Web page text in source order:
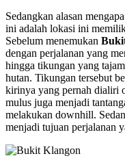
Sedangkan alasan
ini adalah lokasi ini
Sebelum menemukan
dengan perjalanan yang
hingga tikungan yang
hutan. Tikungan tersebut
kirinya yang pernah dialiri
mulus juga menjadi
melakukan downhill.
menjadi tujuan perjalanan